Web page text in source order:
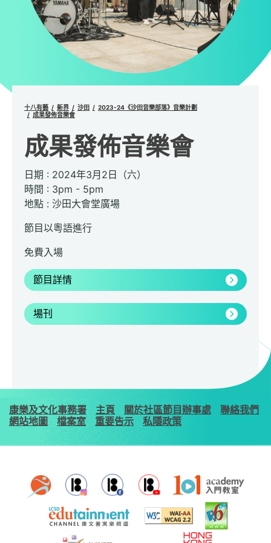
十八有藝 新界 沙田
2023-24《沙田音樂部落》音樂計劃
成果發佈音樂會
成果發佈音樂會
日期 : 2024年3月2日（六）
時間 : 3pm - 5pm
地點 : 沙田大會堂廣場
節目以粵語進行
免費入場
節目詳情
場刊
康樂及文化事務署 主頁 關於社區節目辦事處
聯絡我們
網站地圖
檔案室 重要告示 私隱政策